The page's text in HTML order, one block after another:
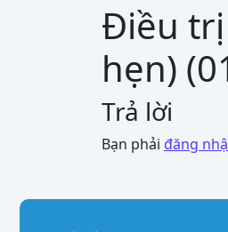
Điều trị
hẹn)
Trả lời
Bạn phải đăng